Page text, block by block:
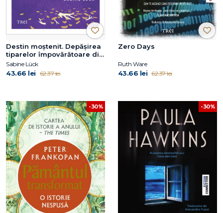
Destin moștenit. Depășirea
tiparelor împovărătoare din
familie și eliberarea
potențialului propriu
Sabine Lück
43.66 lei 62.37 lei
Zero Days
Ruth Ware
43.66 lei 62.37 lei
-30% -30%